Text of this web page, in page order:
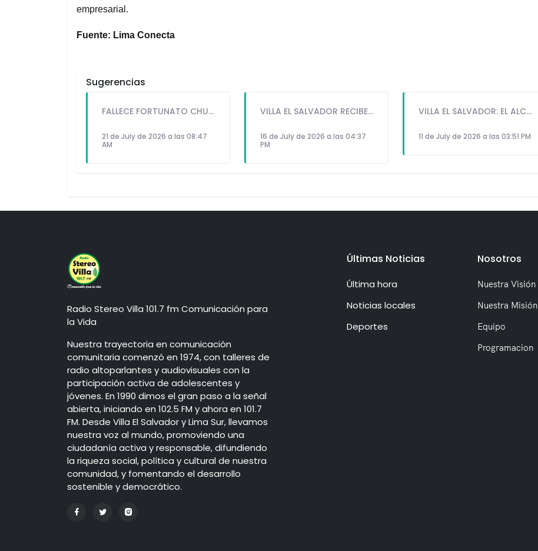
empresarial.
Fuente: Lima Conecta
Sugerencias
FALLECE FORTUNATO CHUQUITAYPE ANDRADE, “EL CHOLO”, REFERENTE DE LA SOLIDARIDAD Y LA CULTURA EN VILLA EL SALVADOR
21 de July de 2026 a las 08:47
AM
VILLA EL SALVADOR RECIBE A ANA CORREA PARA PRESENTAR LIBRO SOBRE MEMORIA, TEATRO Y RESISTENCIA DURANTE EL CONFLICTO ARMADO INTERNO.
16 de July de 2026 a las 04:37
PM
VILLA EL SALVADOR: EL ALCALDE GUIDO IÑIGO PERALTA PRIORIZÓ CONCIERTO DE SOMOS PERÚ Y NO ASISTIÓ AL DESFILE ESCOLAR CÍVICO CULTURAL 2026
11 de July de 2026 a las 03:51 PM
Radio Stereo Villa 101.7 fm Comunicación para
la Vida
Nuestra trayectoria en comunicación
comunitaria comenzó en 1974, con talleres de
radio altoparlantes y audiovisuales con la
participación activa de adolescentes y
jóvenes. En 1990 dimos el gran paso a la señal
abierta, iniciando en 102.5 FM y ahora en 101.7
FM. Desde Villa El Salvador y Lima Sur, llevamos
nuestra voz al mundo, promoviendo una
ciudadanía activa y responsable, difundiendo
la riqueza social, política y cultural de nuestra
comunidad, y fomentando el desarrollo
sostenible y democrático.
Últimas Noticias
Última hora
Noticias locales
Deportes
Nosotros
Nuestra Visión
Nuestra Misión
Equipo
Programacion